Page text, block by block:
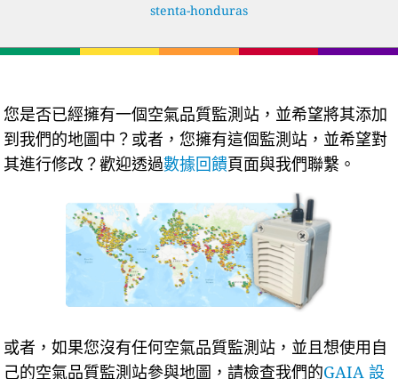
stenta-honduras
您是否已經擁有一個空氣品質監測站，並希望將其添加
到我們的地圖中？或者，您擁有這個監測站，並希望對
其進行修改？歡迎透過數據回饋頁面與我們聯繫。
或者，如果您沒有任何空氣品質監測站，並且想使用自
己的空氣品質監測站參與地圖，請檢查我們的GAIA 設